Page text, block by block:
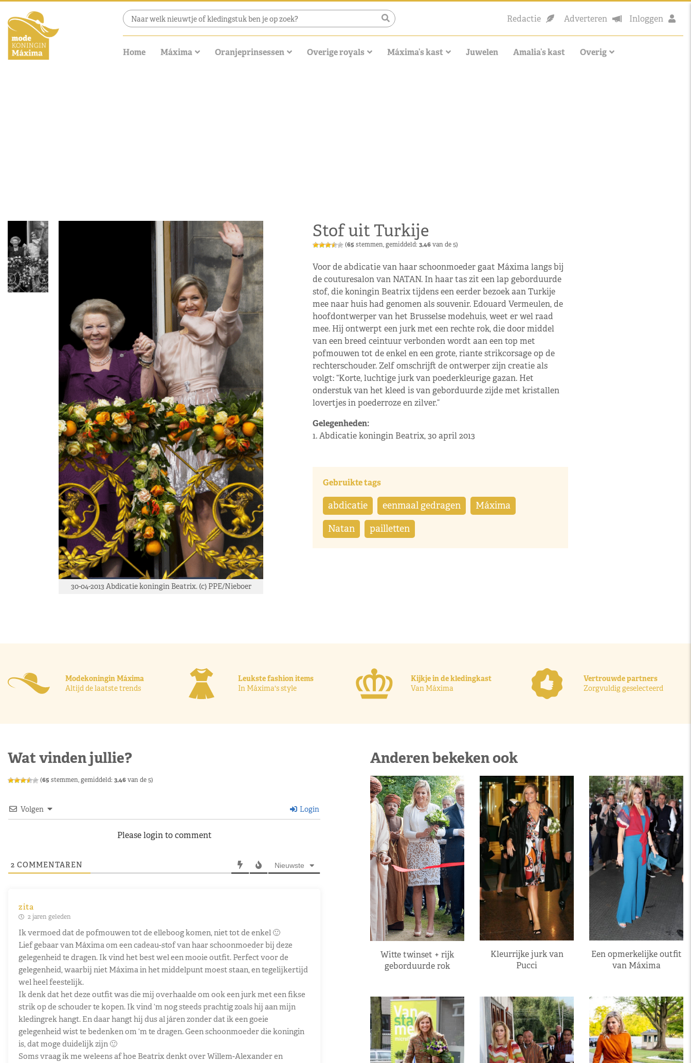
Redactie Adverteren Inloggen
Home Máxima Oranjeprinsessen Overige royals Máxima’s kast Juwelen Amalia’s kast Overig
30-04-2013 Abdicatie koningin Beatrix. (c) PPE/Nieboer
Stof uit Turkije
(65 stemmen, gemiddeld: 3,46van de 5)
Voor de abdicatie van haar schoonmoeder gaat Máxima langs bij
de couturesalon van NATAN. In haar tas zit een lap geborduurde
stof, die koningin Beatrix tijdens een eerder bezoek aan Turkije
mee naar huis had genomen als souvenir. Edouard Vermeulen, de
hoofdontwerper van het Brusselse modehuis, weet er wel raad
mee. Hij ontwerpt een jurk met een rechte rok, die door middel
van een breed ceintuur verbonden wordt aan een top met
pofmouwen tot de enkel en een grote, riante strikcorsage op de
rechterschouder. Zelf omschrijft de ontwerper zijn creatie als
volgt: “Korte, luchtige jurk van poederkleurige gazan. Het
onderstuk van het kleed is van geborduurde zijde met kristallen
lovertjes in poederroze en zilver.”
Gelegenheden:
1. Abdicatie koningin Beatrix, 30 april 2013
Gebruikte tags
abdicatie eenmaal gedragen Máxima
Natan pailletten
Modekoningin Máxima
Altijd de laatste trends
Leukste fashion items
In Máxima's style
Kijkje in de kledingkast
Van Máxima
Vertrouwde partners
Zorgvuldig geselecteerd
Wat vinden jullie?
(65 stemmen, gemiddeld: 3,46van de 5)
Volgen Login
Please login to comment
2 COMMENTAREN Nieuwste
zita
2 jaren geleden
Ik vermoed dat de pofmouwen tot de elleboog komen, niet tot de enkel 🙂
Lief gebaar van Máxima om een cadeau-stof van haar schoonmoeder bij deze
gelegenheid te dragen. Ik vind het best wel een mooie outfit. Perfect voor de
gelegenheid, waarbij niet Máxima in het middelpunt moest staan, en tegelijkertijd
wel heel feestelijk.
Ik denk dat het deze outfit was die mij overhaalde om ook een jurk met een fikse
strik op de schouder te kopen. Ik vind ‘m nog steeds prachtig zoals hij aan mijn
kledingrek hangt. En daar hangt hij dus al járen zonder dat ik een goeie
gelegenheid wist te bedenken om ‘m te dragen. Geen schoonmoeder die koningin
is, dat moge duidelijk zijn 🙂
Soms vraag ik me weleens af hoe Beatrix denkt over Willem-Alexander en
Anderen bekeken ook
Witte twinset + rijk
geborduurde rok
Kleurrijke jurk van
Pucci
Een opmerkelijke outfit
van Máxima